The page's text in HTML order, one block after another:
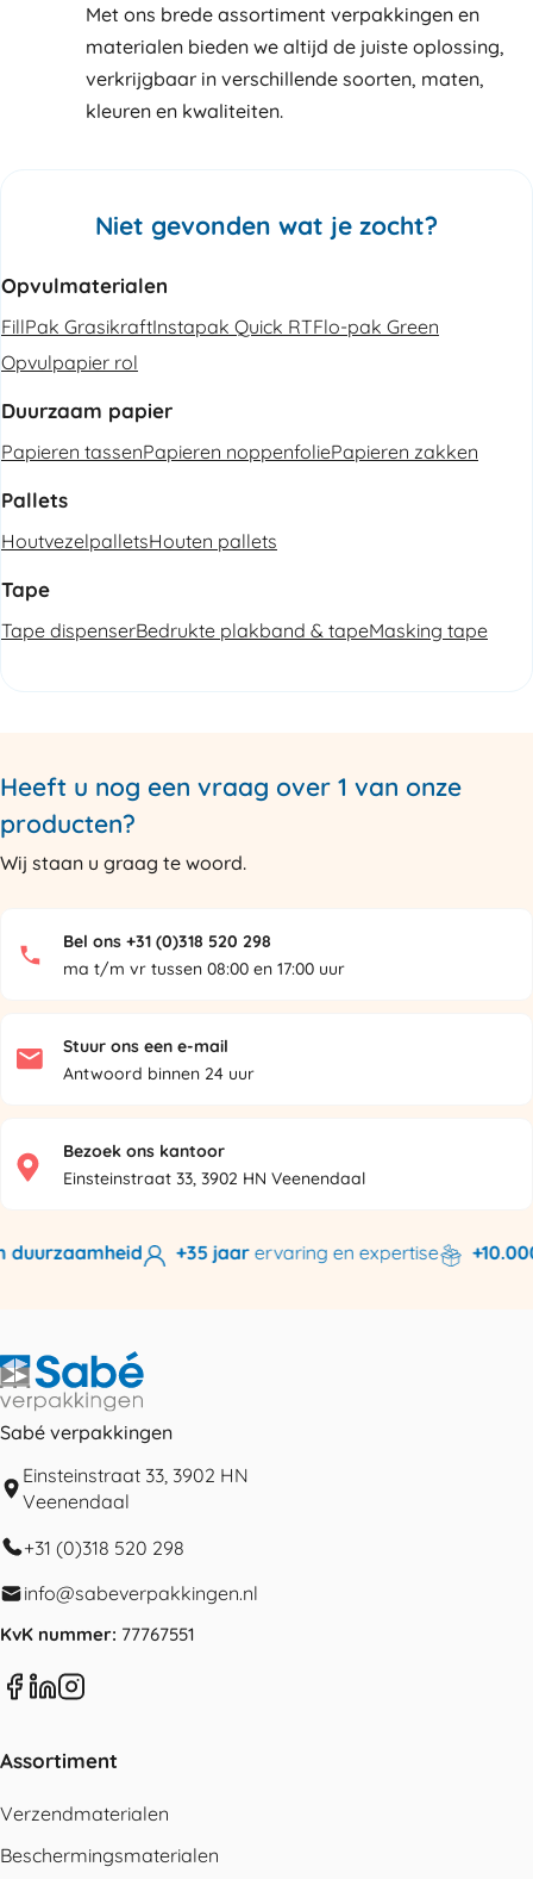
Met ons brede assortiment verpakkingen en
materialen bieden we altijd de juiste oplossing,
verkrijgbaar in verschillende soorten, maten,
kleuren en kwaliteiten.
Niet gevonden wat je zocht?
Opvulmaterialen
FillPak GrasikraftInstapak Quick RTFlo-pak Green
Opvulpapier rol
Duurzaam papier
Papieren tassenPapieren noppenfoliePapieren zakken
Pallets
HoutvezelpalletsHouten pallets
Tape
Tape dispenserBedrukte plakband & tapeMasking tape
Heeft u nog een vraag over 1 van onze
producten?
Wij staan u graag te woord.
Bel ons +31 (0)318 520 298
ma t/m vr tussen 08:00 en 17:00 uur
Stuur ons een e-mail
Antwoord binnen 24 uur
Bezoek ons kantoor
Einsteinstraat 33, 3902 HN Veenendaal
+35 jaarervaring en expertise +10.000
Sabé verpakkingen
Einsteinstraat 33, 3902 HN
Veenendaal
+31 (0)318 520 298
info@sabeverpakkingen.nl
KvK nummer: 77767551
Assortiment
Verzendmaterialen
Beschermingsmaterialen